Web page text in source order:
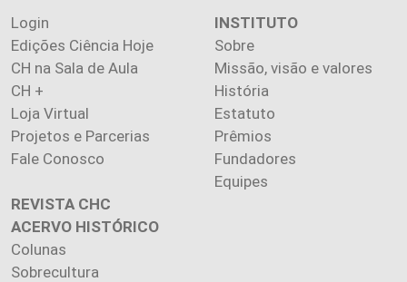
Login
Edições Ciência Hoje
CH na Sala de Aula
CH +
Loja Virtual
Projetos e Parcerias
Fale Conosco
INSTITUTO
Sobre
Missão, visão e valores
História
Estatuto
Prêmios
Fundadores
Equipes
REVISTA CHC
ACERVO HISTÓRICO
Colunas
Sobrecultura